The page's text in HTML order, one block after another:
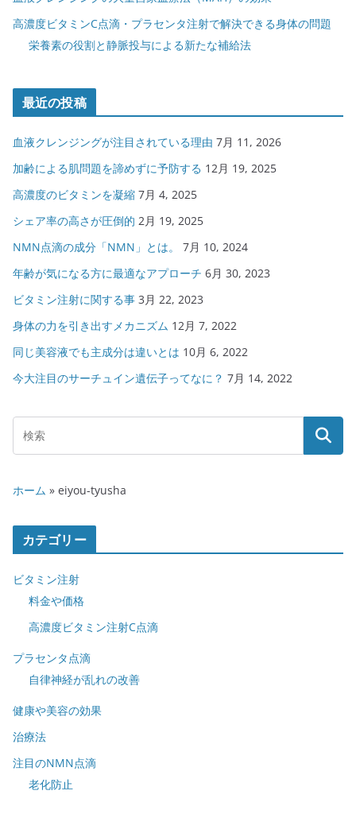
高濃度ビタミンC点滴・プラセンタ注射で解決できる身体の問題
栄養素の役割と静脈投与による新たな補給法
最近の投稿
血液クレンジングが注目されている理由 7月 11, 2026
加齢による肌問題を諦めずに予防する 12月 19, 2025
高濃度のビタミンを凝縮 7月 4, 2025
シェア率の高さが圧倒的 2月 19, 2025
NMN点滴の成分「NMN」とは。
7月 10, 2024
年齢が気になる方に最適なアプローチ 6月 30, 2023
ビタミン注射に関する事 3月 22, 2023
身体の力を引き出すメカニズム 12月 7, 2022
同じ美容液でも主成分は違いとは 10月 6, 2022
今大注目のサーチュイン遺伝子ってなに？ 7月 14, 2022
ホーム » eiyou-tyusha
カテゴリー
ビタミン注射
料金や価格
高濃度ビタミン注射C点滴
プラセンタ点滴
自律神経が乱れの改善
健康や美容の効果
治療法
注目のNMN点滴
老化防止